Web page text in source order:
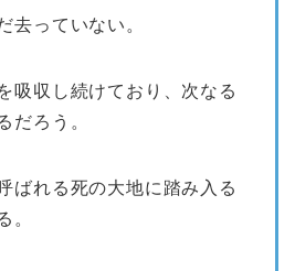
去っていない。
吸収し続けており、次なる
だろう。
ばれる死の大地に踏み入る
。